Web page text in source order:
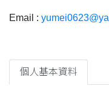
Email :
個人基本資料